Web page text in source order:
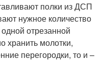
полки из ДСП
нужное количество
отрезанной
хранить молотки,
перегородки, то и –